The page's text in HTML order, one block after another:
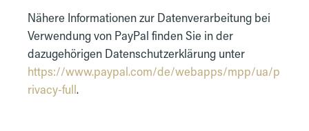
Nähere Informationen zur Datenverarbeitung bei
Verwendung von PayPal finden Sie in der
dazugehörigen Datenschutzerklärung unter
https://www.paypal.com/de/webapps/mpp/ua/p
rivacy-full.